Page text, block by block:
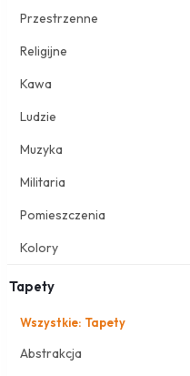
Przestrzenne
Religijne
Kawa
Ludzie
Muzyka
Militaria
Pomieszczenia
Kolory
Tapety
Wszystkie: Tapety
Abstrakcja